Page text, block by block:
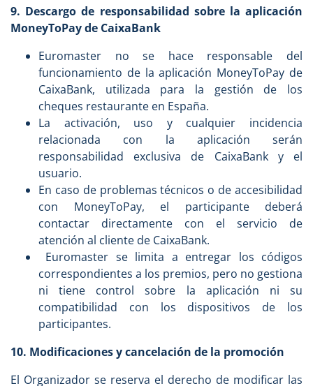
9. Descargo de responsabilidad sobre la aplicación
MoneyToPay de CaixaBank
Euromaster no se hace responsable del
funcionamiento de la aplicación MoneyToPay de
CaixaBank, utilizada para la gestión de los
cheques restaurante en España.
La activación, uso y cualquier incidencia
relacionada con la aplicación serán
responsabilidad exclusiva de CaixaBank y el
usuario.
En caso de problemas técnicos o de accesibilidad
con MoneyToPay, el participante deberá
contactar directamente con el servicio de
atención al cliente de CaixaBank.
Euromaster se limita a entregar los códigos
correspondientes a los premios, pero no gestiona
ni tiene control sobre la aplicación ni su
compatibilidad con los dispositivos de los
participantes.
10. Modificaciones y cancelación de la promoción
El Organizador se reserva el derecho de modificar las